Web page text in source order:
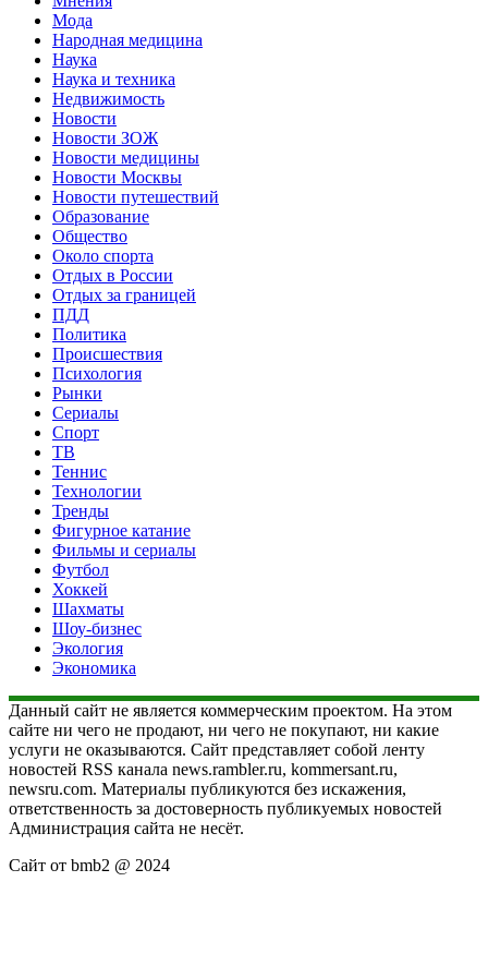
Мода
Народная медицина
Наука
Наука и техника
Недвижимость
Новости
Новости ЗОЖ
Новости медицины
Новости Москвы
Новости путешествий
Образование
Общество
Около спорта
Отдых в России
Отдых за границей
ПДД
Политика
Происшествия
Психология
Рынки
Сериалы
Спорт
ТВ
Теннис
Технологии
Тренды
Фигурное катание
Фильмы и сериалы
Футбол
Хоккей
Шахматы
Шоу-бизнес
Экология
Экономика
Данный сайт не является коммерческим проектом. На этом
сайте ни чего не продают, ни чего не покупают, ни какие
услуги не оказываются. Сайт представляет собой ленту
новостей RSS канала news.rambler.ru, kommersant.ru,
newsru.com. Материалы публикуются без искажения,
ответственность за достоверность публикуемых новостей
Администрация сайта не несёт.
Сайт от bmb2 @ 2024